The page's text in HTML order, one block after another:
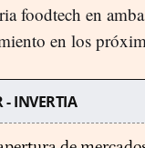
foodtech en
en los
- INVERTIA